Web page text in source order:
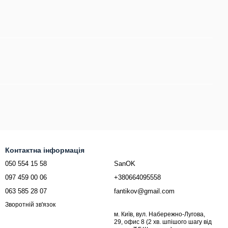
Контактна інформація
050 554 15 58
097 459 00 06
063 585 28 07
Зворотній зв'язок
SanOK
+380664095558
fantikov@gmail.com
м. Київ, вул. Набережно-Лугова,
29, офис 8 (2 хв. шпішого шагу від